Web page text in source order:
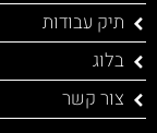
תיק עבודות
בלוג
צור קשר